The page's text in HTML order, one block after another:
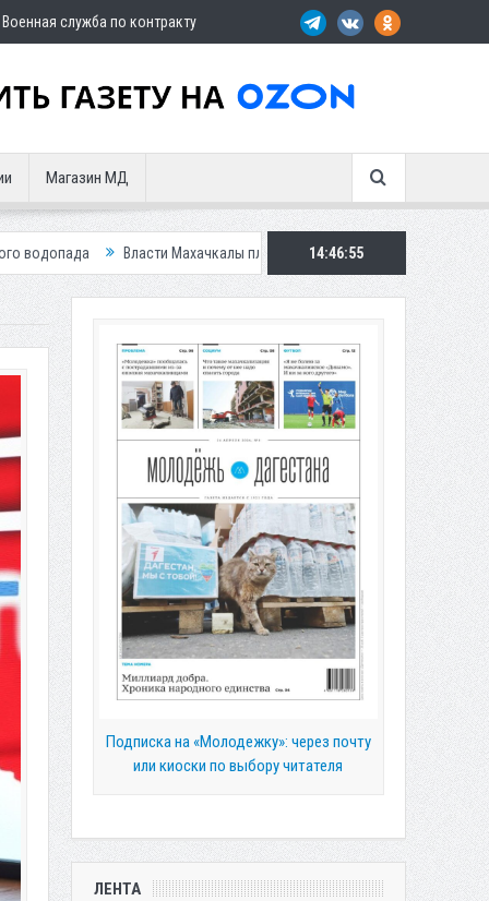
Военная служба по контракту
Магазин МД
Махачкалы планирует внедрить новую систему для улучшения
14:46:56
Подписка на «Молодежку»: через почту
или киоски по выбору читателя
ЛЕНТА